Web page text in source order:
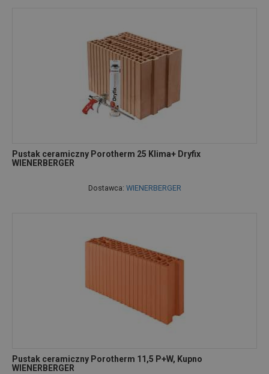
Pustak ceramiczny Porotherm 25 Klima+ Dryfix
WIENERBERGER
Dostawca: WIENERBERGER
Pustak ceramiczny Porotherm 11,5 P+W, Kupno
WIENERBERGER